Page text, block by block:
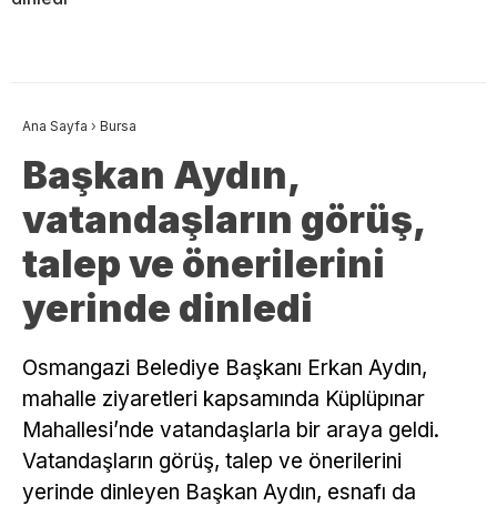
Ana Sayfa › Bursa
Başkan Aydın,
vatandaşların görüş,
talep ve önerilerini
yerinde dinledi
Osmangazi Belediye Başkanı Erkan Aydın,
mahalle ziyaretleri kapsamında Küplüpınar
Mahallesi’nde vatandaşlarla bir araya geldi.
Vatandaşların görüş, talep ve önerilerini
yerinde dinleyen Başkan Aydın, esnafı da